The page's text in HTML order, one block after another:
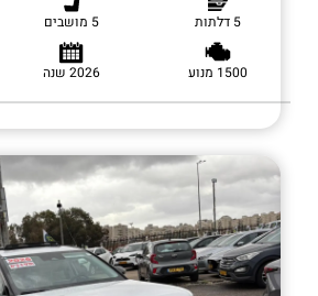
5 דלתות 5 מושבים
1500 מנוע 2026 שנה